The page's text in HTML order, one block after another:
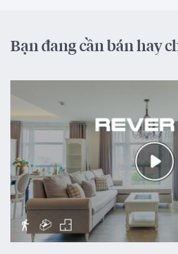
Bạn đang cần bán hay